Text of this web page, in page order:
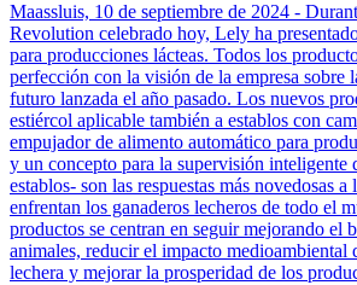
Maassluis, 10 de septiembre de 2024 -
Revolution celebrado hoy, Lely ha
para producciones lácteas. Todos los
perfección con la visión de la empresa sobre
futuro lanzada el año pasado. Los nuevos
estiércol aplicable también a establos con
empujador de alimento automático para
y un concepto para la supervisión inteligente
establos- son las respuestas más novedosas a
enfrentan los ganaderos lecheros de todo el
productos se centran en seguir mejorando el
animales, reducir el impacto medioambiental
lechera y mejorar la prosperidad de los